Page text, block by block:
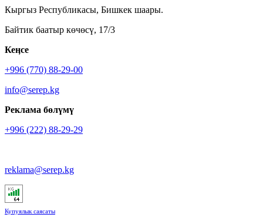
Кыргыз Республикасы, Бишкек шаары.
Байтик баатыр көчөсү, 17/3
Кеӊсе
+996 (770) 88-29-00
info@serep.kg
Реклама бөлүмү
+996 (222) 88-29-29
reklama@serep.kg
Купуялык саясаты